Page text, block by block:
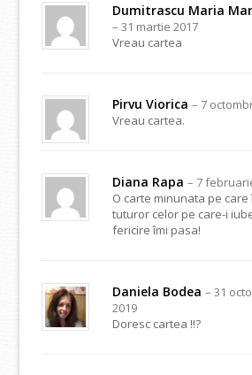
Dumitrascu Maria
– 31 martie 2017
Vreau cartea
Pirvu Viorica– 7
Vreau cartea.
Diana Rapa– 7
O carte minunata pe
tuturor celor pe care-i
fericire îmi pasa!
Daniela Bodea– 31
2019
Doresc cartea !!?